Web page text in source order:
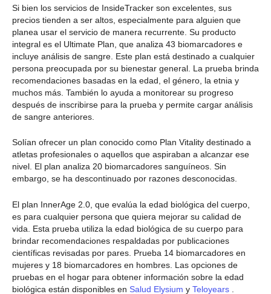
Si bien los servicios de InsideTracker son excelentes, sus
precios tienden a ser altos, especialmente para alguien que
planea usar el servicio de manera recurrente. Su producto
integral es el Ultimate Plan, que analiza 43 biomarcadores e
incluye análisis de sangre. Este plan está destinado a cualquier
persona preocupada por su bienestar general. La prueba brinda
recomendaciones basadas en la edad, el género, la etnia y
muchos más. También lo ayuda a monitorear su progreso
después de inscribirse para la prueba y permite cargar análisis
de sangre anteriores.
Solían ofrecer un plan conocido como Plan Vitality destinado a
atletas profesionales o aquellos que aspiraban a alcanzar ese
nivel. El plan analiza 20 biomarcadores sanguíneos. Sin
embargo, se ha descontinuado por razones desconocidas.
El plan InnerAge 2.0, que evalúa la edad biológica del cuerpo,
es para cualquier persona que quiera mejorar su calidad de
vida. Esta prueba utiliza la edad biológica de su cuerpo para
brindar recomendaciones respaldadas por publicaciones
científicas revisadas por pares. Prueba 14 biomarcadores en
mujeres y 18 biomarcadores en hombres. Las opciones de
pruebas en el hogar para obtener información sobre la edad
biológica están disponibles en Salud Elysium y Teloyears